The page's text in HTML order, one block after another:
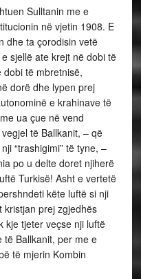
Sulltanin me e
në vjetin 1908. E
dhe ta çorodisin vetë
sjellë ate krejt në dobi të
të mbretnisë,
dorë dhe lypen prej
e krahinave të
ua çue në vend
të Ballkanit, – që
“trashigimi” të tyne, –
po u delte doret njiherë
Turkisë! Asht e vertetë
këte luftë si nji
kristjan prej zgjedhës
kje tjeter veçse nji luftë
të Ballkanit, per me e
të mjerin Kombin